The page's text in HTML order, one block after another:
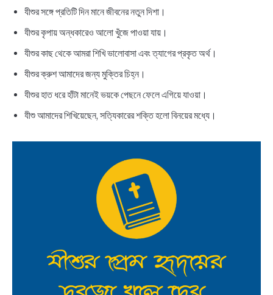
যীশুর সঙ্গে প্রতিটি দিন মানে জীবনের নতুন দিশা।
যীশুর কৃপায় অন্ধকারেও আলো খুঁজে পাওয়া যায়।
যীশুর কাছ থেকে আমরা শিখি ভালোবাসা এবং ত্যাগের প্রকৃত অর্থ।
যীশুর ক্রুশ আমাদের জন্য মুক্তির চিহ্ন।
যীশুর হাত ধরে হাঁটা মানেই ভয়কে পেছনে ফেলে এগিয়ে যাওয়া।
যীশু আমাদের শিখিয়েছেন, সত্যিকারের শক্তি হলো বিনয়ের মধ্যে।